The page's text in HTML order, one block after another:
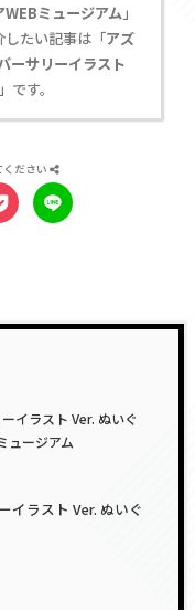
ミュージアム 」
したい記事は「アズ
ーサリーイラスト
」です。
ださい
イラスト Ver. ぬいぐ
ュージアム
イラスト Ver. ぬいぐ